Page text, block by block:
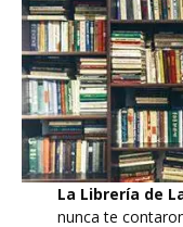
La Librería de
nunca te